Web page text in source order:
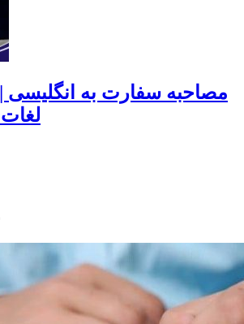
مصاحبه سفارت به انگلیسی |